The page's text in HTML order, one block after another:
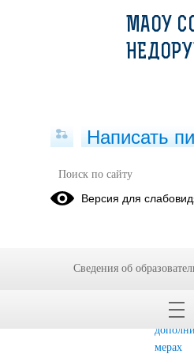
Профилактика
деятельности
акции «У
крае о
мерах
МАОУ
Написать
Версия для
Сведения об